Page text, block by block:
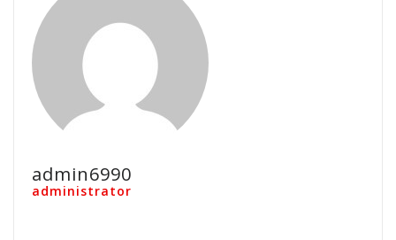
admin6990
administrator